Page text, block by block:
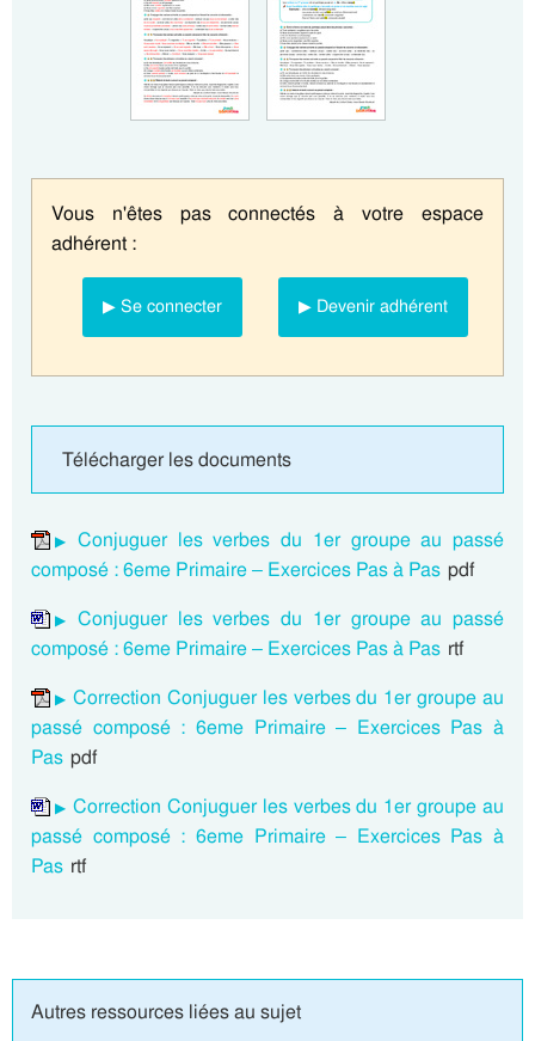
Vous n'êtes pas connectés à votre espace
adhérent :
▶ Se connecter ▶ Devenir adhérent
Télécharger les documents
Conjuguer les verbes du 1er groupe au passé
composé : 6eme Primaire – Exercices Pas à Pas pdf
Conjuguer les verbes du 1er groupe au passé
composé : 6eme Primaire – Exercices Pas à Pas rtf
Correction Conjuguer les verbes du 1er groupe au
passé composé : 6eme Primaire – Exercices Pas à
Pas pdf
Correction Conjuguer les verbes du 1er groupe au
passé composé : 6eme Primaire – Exercices Pas à
Pas rtf
Autres ressources liées au sujet